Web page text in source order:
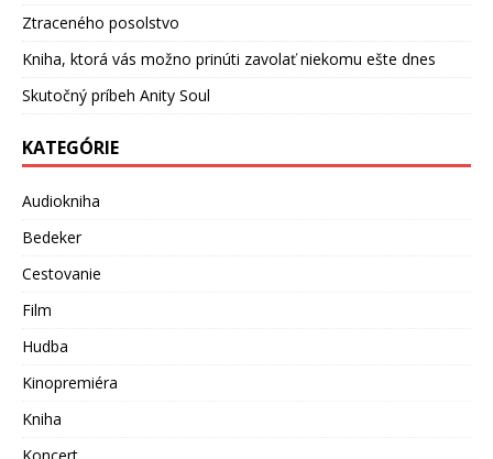
Ztraceného posolstvo
Kniha, ktorá vás možno prinúti zavolať niekomu ešte dnes
Skutočný príbeh Anity Soul
KATEGÓRIE
Audiokniha
Bedeker
Cestovanie
Film
Hudba
Kinopremiéra
Kniha
Koncert